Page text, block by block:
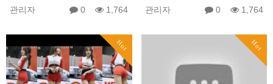
관리자 0 1,764 관리자 0 1,764
Hot Hot